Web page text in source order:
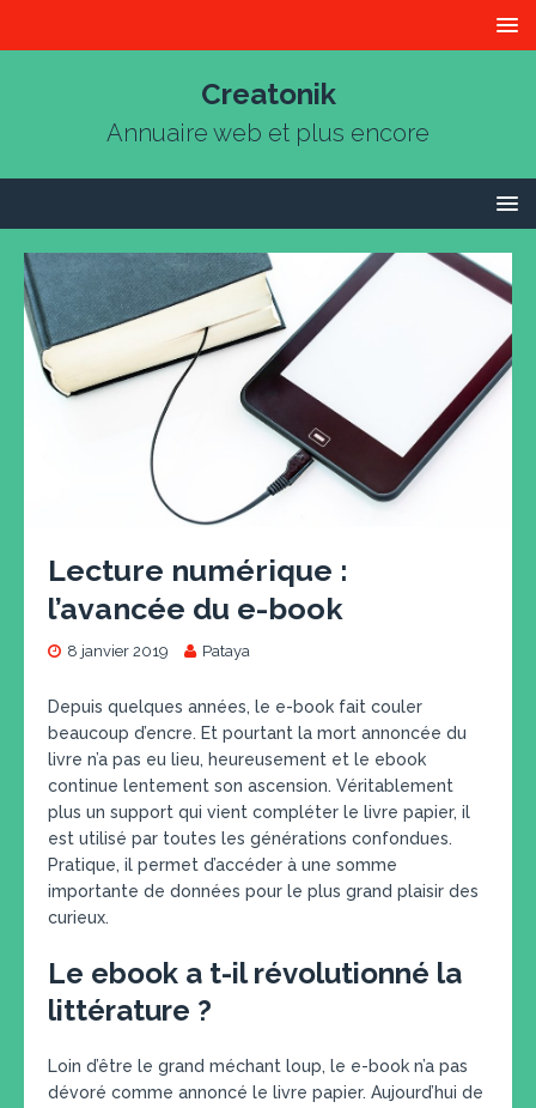
Creatonik
Annuaire web et plus encore
Lecture numérique :
l’avancée du e-book
8 janvier 2019 Pataya
Depuis quelques années, le e-book fait couler
beaucoup d’encre. Et pourtant la mort annoncée du
livre n’a pas eu lieu, heureusement et le ebook
continue lentement son ascension. Véritablement
plus un support qui vient compléter le livre papier, il
est utilisé par toutes les générations confondues.
Pratique, il permet d’accéder à une somme
importante de données pour le plus grand plaisir des
curieux.
Le ebook a t-il révolutionné la
littérature ?
Loin d’être le grand méchant loup, le e-book n’a pas
dévoré comme annoncé le livre papier. Aujourd’hui de